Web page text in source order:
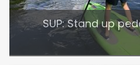
SUP: Stand up